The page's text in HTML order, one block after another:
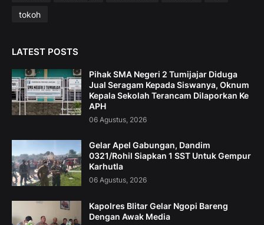
tokoh
LATEST POSTS
Pihak SMA Negeri 2 Tumijajar Diduga
Jual Seragam Kepada Siswanya, Oknum
Kepala Sekolah Terancam Dilaporkan Ke
APH
06 Agustus, 2026
Gelar Apel Gabungan, Dandim
0321/Rohil Siapkan 1 SST Untuk Gempur
Karhutla
06 Agustus, 2026
Kapolres Blitar Gelar Ngopi Bareng
Dengan Awak Media